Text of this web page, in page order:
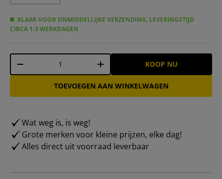
KLAAR VOOR ONMIDDELLIJKE VERZENDING, LEVERINGSTIJD
CIRCA 1-3 WERKDAGEN
Aantal
-
+ KOOP NU
TOEVOEGEN AAN WINKELWAGEN
Wat weg is, is weg!
Grote merken voor kleine prijzen, elke dag!
Alles direct uit voorraad leverbaar